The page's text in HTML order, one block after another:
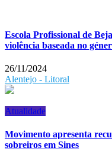
Escola Profissional de
violência baseada no
26/11/2024
Alentejo - Litoral
Atualidade
Movimento apresenta
sobreiros em Sines